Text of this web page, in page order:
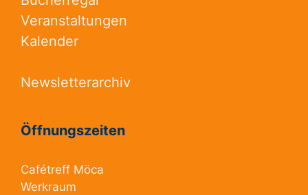
Veranstaltungen
Kalender
Newsletterarchiv
Öffnungszeiten
Cafétreff Möca
Werkraum